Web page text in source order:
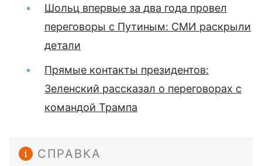
Шольц впервые за два года провел
переговоры с Путиным: СМИ раскрыли
детали
Прямые контакты президентов:
Зеленский рассказал о переговорах с
командой Трампа
СПРАВКА